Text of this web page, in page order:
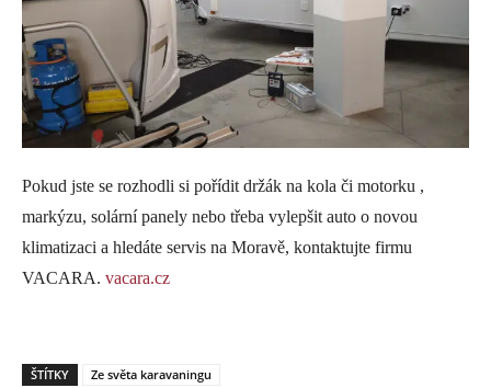
Pokud jste se rozhodli si pořídit držák na kola či motorku ,
markýzu, solární panely nebo třeba vylepšit auto o novou
klimatizaci a hledáte servis na Moravě, kontaktujte firmu
VACARA. vacara.cz
ŠTÍTKY Ze světa karavaningu